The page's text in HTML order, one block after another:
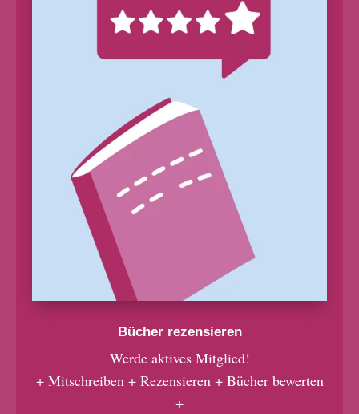
Bücher rezensieren
Werde aktives Mitglied!
+ Mitschreiben + Rezensieren + Bücher bewerten
+